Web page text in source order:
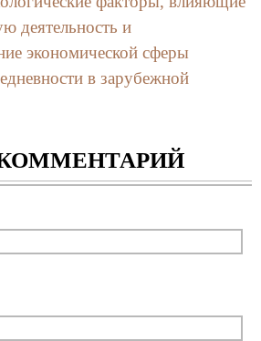
деятельность и
экономической сферы
в зарубежной